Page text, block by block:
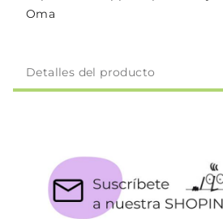
Oma
Detalles del producto